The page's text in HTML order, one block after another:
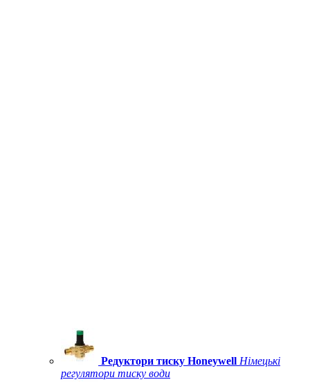
Редуктори тиску Honeywell Німецькі
регулятори тиску води